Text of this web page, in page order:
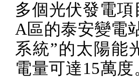
多個光伏發電
A區的泰安變電
系統”的太陽能
電量可達15萬度